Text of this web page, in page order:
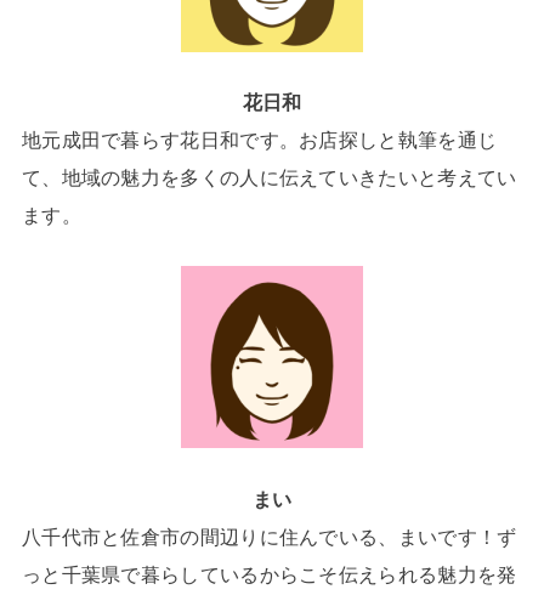
花日和
地元成田で暮らす花日和です。お店探しと執筆を通じ
て、地域の魅力を多くの人に伝えていきたいと考えてい
ます。
まい
八千代市と佐倉市の間辺りに住んでいる、まいです！ず
っと千葉県で暮らしているからこそ伝えられる魅力を発